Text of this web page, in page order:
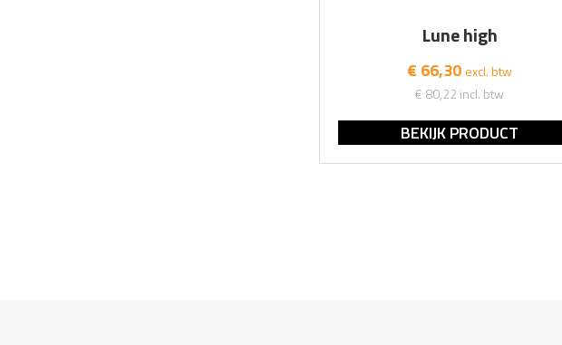
Lune high
€ 66,30 excl. btw
€ 80,22 incl. btw
BEKIJK PRODUCT